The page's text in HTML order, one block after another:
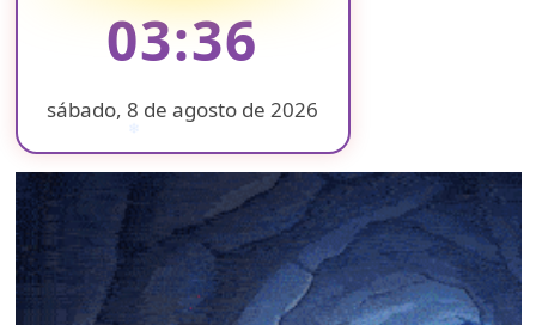
03:36
sábado, 8 de agosto de 2026
❄
❄❄
❄
❄
❄
❄
❄
❄